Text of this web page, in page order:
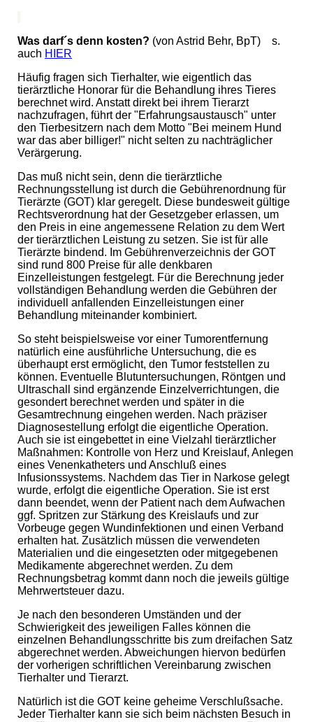
Was darf´s denn kosten? (von Astrid Behr, BpT) s.
auch HIER
Häufig fragen sich Tierhalter, wie eigentlich das
tierärztliche Honorar für die Behandlung ihres Tieres
berechnet wird. Anstatt direkt bei ihrem Tierarzt
nachzufragen, führt der "Erfahrungsaustausch" unter
den Tierbesitzern nach dem Motto "Bei meinem Hund
war das aber billiger!" nicht selten zu nachträglicher
Verärgerung.
Das muß nicht sein, denn die tierärztliche
Rechnungsstellung ist durch die Gebührenordnung für
Tierärzte (GOT) klar geregelt. Diese bundesweit gültige
Rechtsverordnung hat der Gesetzgeber erlassen, um
den Preis in eine angemessene Relation zu dem Wert
der tierärztlichen Leistung zu setzen. Sie ist für alle
Tierärzte bindend. Im Gebührenverzeichnis der GOT
sind rund 800 Preise für alle denkbaren
Einzelleistungen festgelegt. Für die Berechnung jeder
vollständigen Behandlung werden die Gebühren der
individuell anfallenden Einzelleistungen einer
Behandlung miteinander kombiniert.
So steht beispielsweise vor einer Tumorentfernung
natürlich eine ausführliche Untersuchung, die es
überhaupt erst ermöglicht, den Tumor feststellen zu
können. Eventuelle Blutuntersuchungen, Röntgen und
Ultraschall sind ergänzende Einzelverrichtungen, die
gesondert berechnet werden und später in die
Gesamtrechnung eingehen werden. Nach präziser
Diagnosestellung erfolgt die eigentliche Operation.
Auch sie ist eingebettet in eine Vielzahl tierärztlicher
Maßnahmen: Kontrolle von Herz und Kreislauf, Anlegen
eines Venenkatheters und Anschluß eines
Infusionssystems. Nachdem das Tier in Narkose gelegt
wurde, erfolgt die eigentliche Operation. Sie ist erst
dann beendet, wenn der Patient nach dem Aufwachen
ggf. Spritzen zur Stärkung des Kreislaufs und zur
Vorbeuge gegen Wundinfektionen und einen Verband
erhalten hat. Zusätzlich müssen die verwendeten
Materialien und die eingesetzten oder mitgegebenen
Medikamente abgerechnet werden. Zu dem
Rechnungsbetrag kommt dann noch die jeweils gültige
Mehrwertsteuer dazu.
Je nach den besonderen Umständen und der
Schwierigkeit des jeweiligen Falles können die
einzelnen Behandlungsschritte bis zum dreifachen Satz
abgerechnet werden. Abweichungen hiervon bedürfen
der vorherigen schriftlichen Vereinbarung zwischen
Tierhalter und Tierarzt.
Natürlich ist die GOT keine geheime Verschlußsache.
Jeder Tierhalter kann sie sich beim nächsten Besuch in